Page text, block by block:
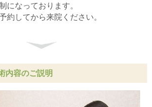
になっております。
約してから来院ください。
内容のご説明